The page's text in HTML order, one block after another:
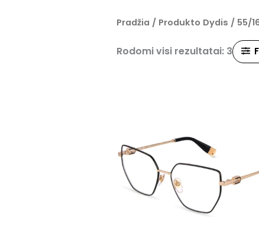
Pradžia / Produkto Dydis / 55/
Rodomi visi rezultatai: 3